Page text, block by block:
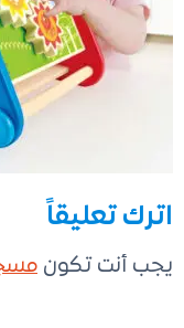
اترك تعليقاً
يجب أنت تكون